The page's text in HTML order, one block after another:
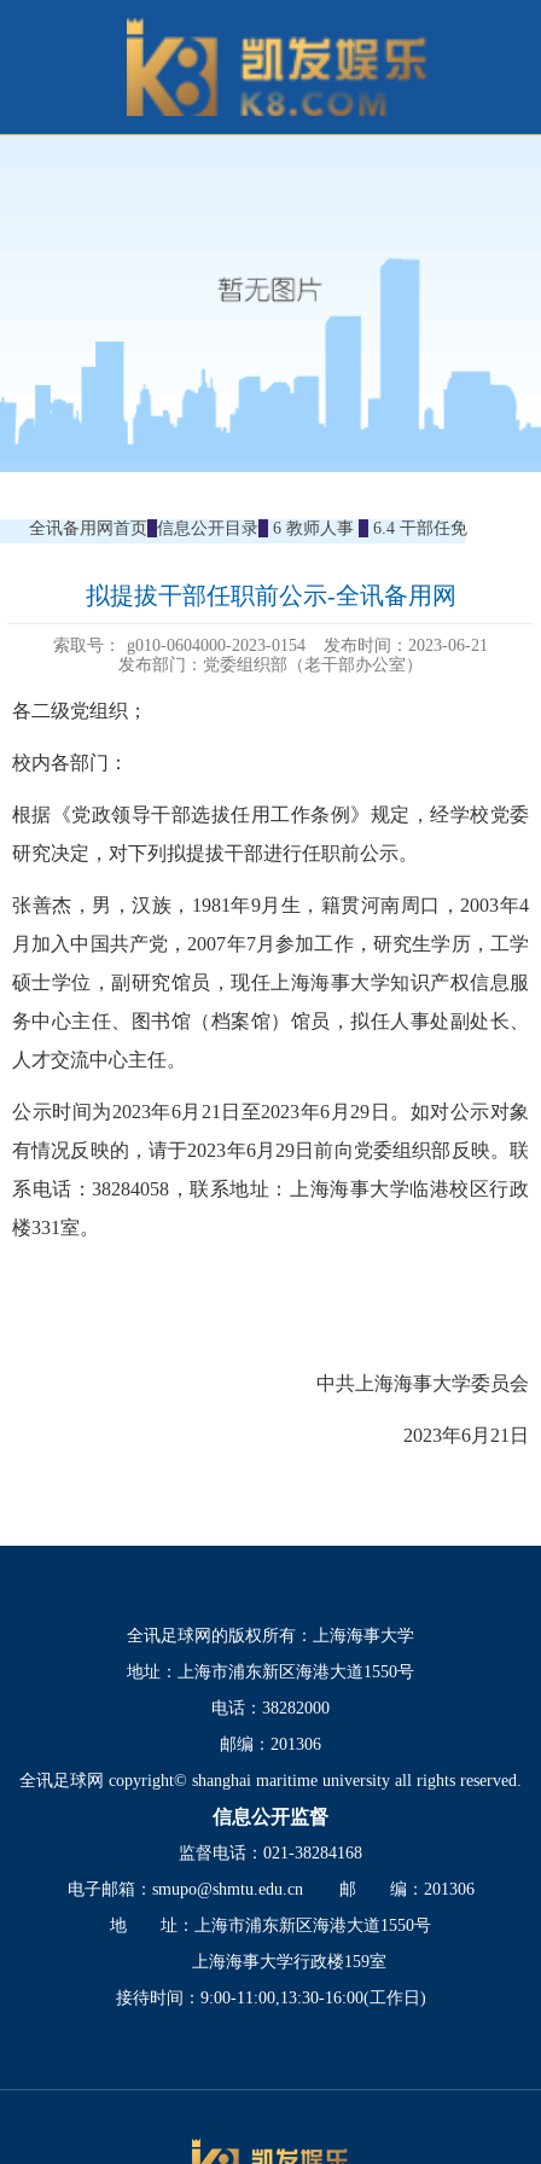
全讯备用网首页 信息公开目录 6 教师人事 6.4 干部任免
拟提拔干部任职前公示-全讯备用网
索取号： g010-0604000-2023-0154
发布时间：2023-06-21
发布部门：党委组织部（老干部办公室）
各二级党组织；
校内各部门：
根据《党政领导干部选拔任用工作条例》规定，经学校党委
研究决定，对下列拟提拔干部进行任职前公示。
张善杰，男，汉族，1981年9月生，籍贯河南周口，2003年4
月加入中国共产党，2007年7月参加工作，研究生学历，工学
硕士学位，副研究馆员，现任上海海事大学知识产权信息服
务中心主任、图书馆（档案馆）馆员，拟任人事处副处长、
人才交流中心主任。
公示时间为2023年6月21日至2023年6月29日。如对公示对象
有情况反映的，请于2023年6月29日前向党委组织部反映。联
系电话：38284058，联系地址：上海海事大学临港校区行政
楼331室。
中共上海海事大学委员会
2023年6月21日
全讯足球网的版权所有：上海海事大学
地址：上海市浦东新区海港大道1550号
电话：38282000
邮编：201306
全讯足球网 copyright© shanghai maritime university all rights reserved.
信息公开监督
监督电话：021-38284168
电子邮箱： smupo@shmtu.edu.cn
邮 编：201306
地 址：上海市浦东新区海港大道1550号
上海海事大学行政楼159室
接待时间：9:00-11:00,13:30-16:00(工作日)